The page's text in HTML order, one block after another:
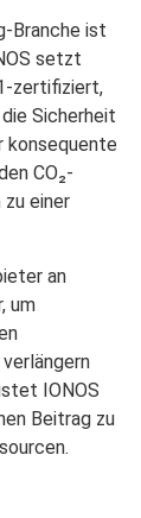
Branche ist
setzt
zertifiziert,
Sicherheit
konsequente
CO₂-
zu einer
an
um
IONOS
Beitrag zu